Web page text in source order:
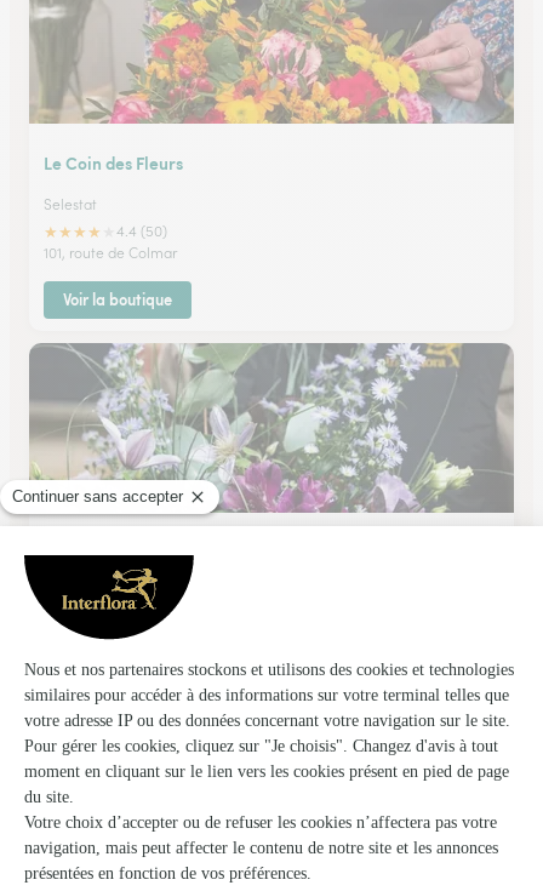
Le Coin des Fleurs
Selestat
★★★★
4.4 (50)
101, route de Colmar
Voir la boutique
Fleurs Grauffel
Molsheim
★★
4.7 (43)
35, rue Notre-Dame
Voir la boutique